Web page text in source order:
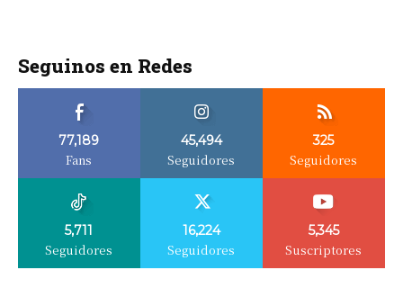
Seguinos en Redes
77,189
Fans
45,494
Seguidores
325
Seguidores
5,711
Seguidores
16,224
Seguidores
5,345
Suscriptores